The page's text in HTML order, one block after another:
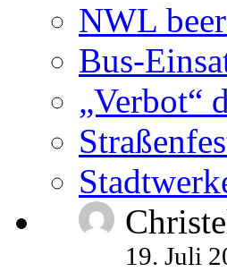
NWL
Bus-
„Verbot“
19. Juli